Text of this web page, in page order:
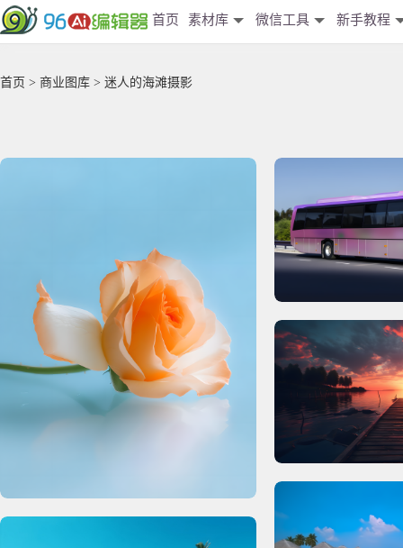
首页 素材库 微信工具 新手教程
首页 > 商业图库 > 迷人的海滩摄影